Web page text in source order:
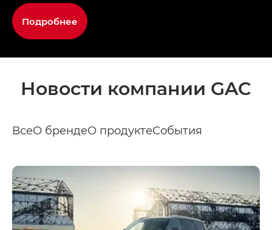
Подробнее
Новости компании GAC
ВсеО брендеО продуктеСобытия